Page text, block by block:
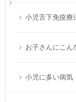
小児舌下免疫療
お子さんにこん
小児に多い病気